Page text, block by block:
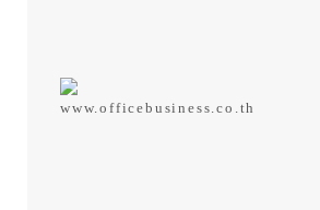
www.officebusiness.co.th